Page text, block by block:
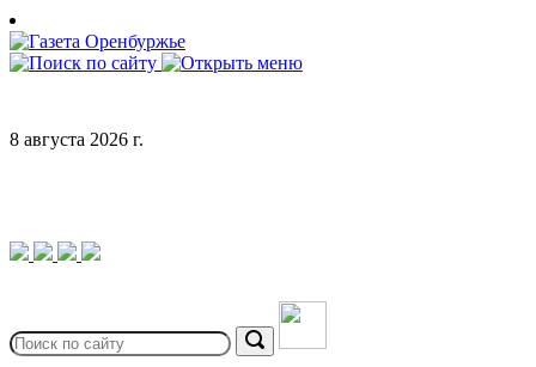
Skip
to
content
8 августа 2026 г.
for:
Search